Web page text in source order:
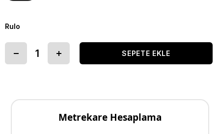
Rulo
Metrekare Hesaplama